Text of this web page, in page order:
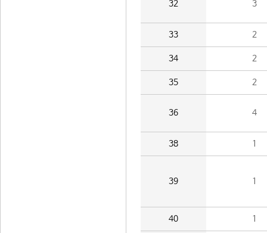
32 3
33 2
34 2
35 2
36 4
38 1
39 1
40 1